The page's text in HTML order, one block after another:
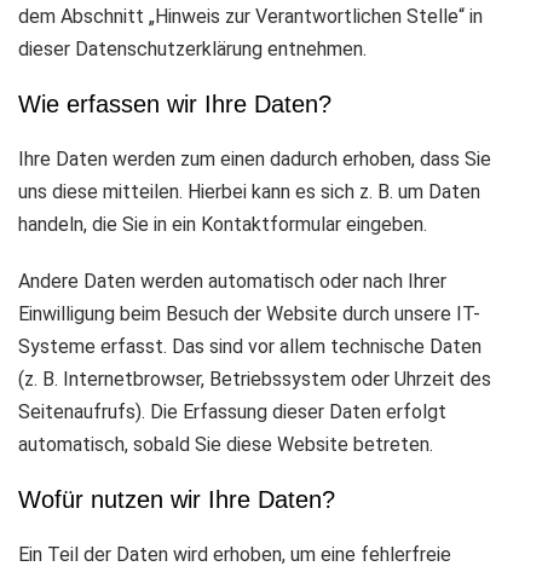
dem Abschnitt „Hinweis zur Verantwortlichen Stelle“ in
dieser Datenschutzerklärung entnehmen.
Wie erfassen wir Ihre Daten?
Ihre Daten werden zum einen dadurch erhoben, dass Sie
uns diese mitteilen. Hierbei kann es sich z. B. um Daten
handeln, die Sie in ein Kontaktformular eingeben.
Andere Daten werden automatisch oder nach Ihrer
Einwilligung beim Besuch der Website durch unsere IT-
Systeme erfasst. Das sind vor allem technische Daten
(z. B. Internetbrowser, Betriebssystem oder Uhrzeit des
Seitenaufrufs). Die Erfassung dieser Daten erfolgt
automatisch, sobald Sie diese Website betreten.
Wofür nutzen wir Ihre Daten?
Ein Teil der Daten wird erhoben, um eine fehlerfreie